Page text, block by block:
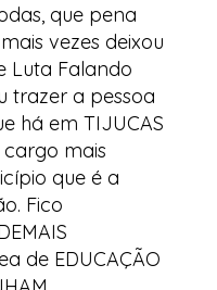
que pena
vezes deixou
Luta Falando
trazer a pessoa
há em TIJUCAS
cargo mais
que é a
Fico
de EDUCAÇÃO